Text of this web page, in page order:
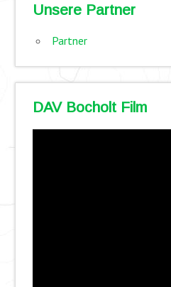
Unsere Partner
Partner
DAV Bocholt Film